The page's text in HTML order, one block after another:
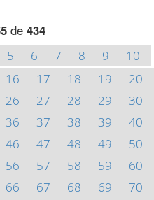
de 434
5 6 7 8 9
10
16 17 18 19
20
26 27 28 29
30
36 37 38 39
40
46 47 48 49
50
56 57 58 59
60
66 67 68 69
70